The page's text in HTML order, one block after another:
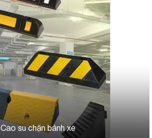
Cao su chặn bánh xe